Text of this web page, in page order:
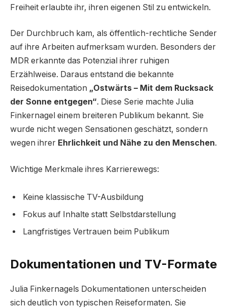
Freiheit erlaubte ihr, ihren eigenen Stil zu entwickeln.
Der Durchbruch kam, als öffentlich-rechtliche Sender
auf ihre Arbeiten aufmerksam wurden. Besonders der
MDR erkannte das Potenzial ihrer ruhigen
Erzählweise. Daraus entstand die bekannte
Reisedokumentation „Ostwärts – Mit dem Rucksack
der Sonne entgegen“. Diese Serie machte Julia
Finkernagel einem breiteren Publikum bekannt. Sie
wurde nicht wegen Sensationen geschätzt, sondern
wegen ihrer Ehrlichkeit und Nähe zu den Menschen.
Wichtige Merkmale ihres Karrierewegs:
Keine klassische TV-Ausbildung
Fokus auf Inhalte statt Selbstdarstellung
Langfristiges Vertrauen beim Publikum
Dokumentationen und TV-Formate
Julia Finkernagels Dokumentationen unterscheiden
sich deutlich von typischen Reiseformaten. Sie